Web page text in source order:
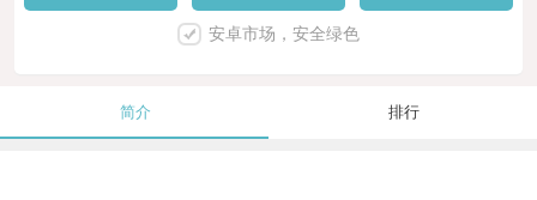
安卓市场，安全绿色
简介 排行